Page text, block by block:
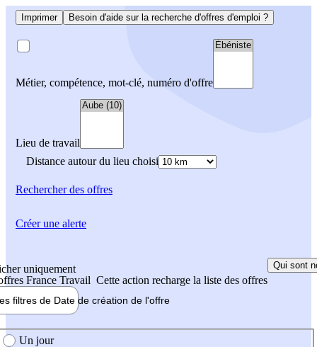
Imprimer Besoin d'aide sur la recherche d'offres d'emploi ?
Métier, compétence, mot-clé, numéro d'offre
Lieu de travail
Distance autour du lieu choisi
Rechercherdes offres
uniquement
France Travail Cette action recharge la liste des offres
Qui sont
filtres de Date de création de l'offre
création de l'offre
Un jour
Créer une alerte